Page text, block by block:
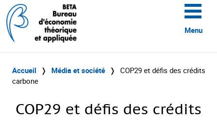
Menu
Accueil ❭ Média et société ❭ COP29 et défis des crédits
carbone
COP29 et défis des crédits